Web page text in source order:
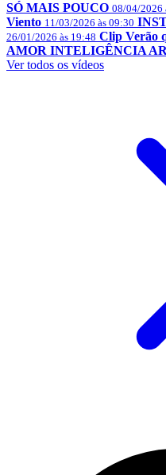
SÓ MAIS POUCO 08/04/2026
Viento 11/03/2026 às 09:30
26/01/2026 às 19:48 Clip Verão
AMOR INTELIGÊNCIA
Ver todos os vídeos